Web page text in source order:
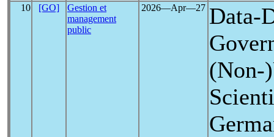
10 [GO]
Gestion et
management
public
2026―Apr―27 Data-
(Non-